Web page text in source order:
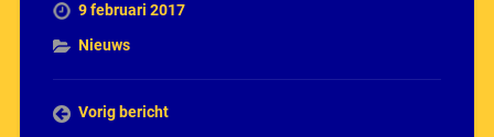
9 februari 2017
Nieuws
Vorig bericht